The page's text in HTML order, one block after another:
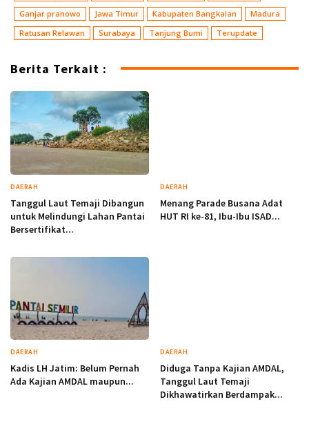
Ganjar pranowo
Jawa Timur Kabupaten Bangkalan
Madura
Ratusan Relawan
Surabaya Tanjung Bumi Terupdate
Berita Terkait :
DAERAH
Tanggul Laut Temaji Dibangun
untuk Melindungi Lahan Pantai
Bersertifikat...
DAERAH
Menang Parade Busana Adat
HUT RI ke-81, Ibu-Ibu ISAD...
DAERAH
Kadis LH Jatim: Belum Pernah
Ada Kajian AMDAL maupun...
DAERAH
Diduga Tanpa Kajian AMDAL,
Tanggul Laut Temaji
Dikhawatirkan Berdampak...